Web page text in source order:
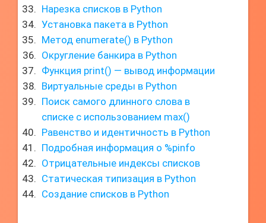
Нарезка списков в Python
Установка пакета в Python
Метод enumerate() в Python
Округление банкира в Python
Функция print() — вывод информации
Виртуальные среды в Python
Поиск самого длинного слова в
списке с использованием max()
Равенство и идентичность в Python
Подробная информация о %pinfo
Отрицательные индексы списков
Статическая типизация в Python
Создание списков в Python